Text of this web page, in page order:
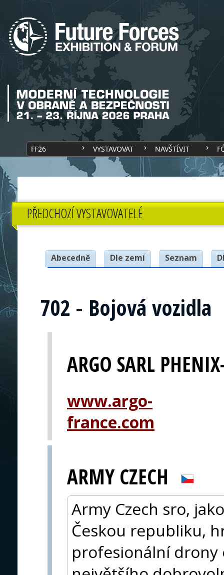
FF26 VYSTAVOVAT NAVŠTÍVIT
PŘEDCHOZÍ VYSTAVOVATELÉ
Abecedně Dle zemí Seznam
702 - Bojová vozidla
ARGO SARL
www.argo-
france.com
ARMY CZECH
Army Czech sro,
Českou republiku,
profesionální drony